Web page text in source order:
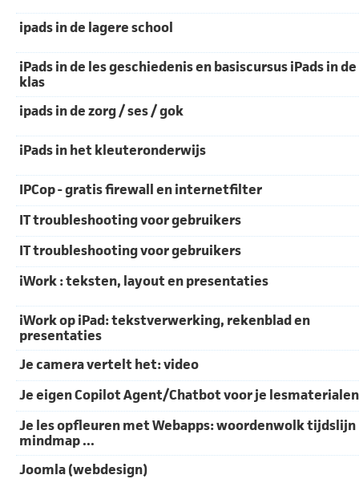
ipads in de lagere school
iPads in de les geschiedenis en basiscursus iPads in de
klas
ipads in de zorg / ses / gok
iPads in het kleuteronderwijs
IPCop - gratis firewall en internetfilter
IT troubleshooting voor gebruikers
IT troubleshooting voor gebruikers
iWork : teksten, layout en presentaties
iWork op iPad: tekstverwerking, rekenblad en
presentaties
Je camera vertelt het: video
Je eigen Copilot Agent/Chatbot voor je lesmaterialen
Je les opfleuren met Webapps: woordenwolk tijdslijn
mindmap ...
Joomla (webdesign)